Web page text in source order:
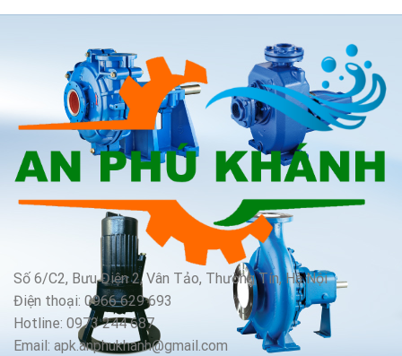
Số 6/C2, Bưu Điện 2, Vân Tảo, Thường Tín, Hà Nội
Điện thoại: 0966 629 693
Hotline: 0973 244 687
Email: apk.anphukhanh@gmail.com